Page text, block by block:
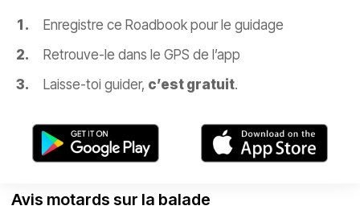
Enregistre ce Roadbook pour le guidage
Retrouve-le dans le GPS de l’app
Laisse-toi guider, c’est gratuit.
Avis motards sur la balade